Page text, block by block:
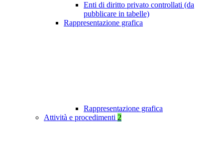
Enti di diritto privato controllati (da
pubblicare in tabelle)
Rappresentazione grafica
Rappresentazione grafica
Attività e procedimenti 2